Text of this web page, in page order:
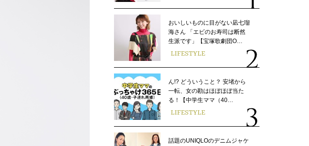
おいしいものに目がない凪七瑠
海さん 「エビのお寿司は断然
生派です」【宝塚歌劇団O…
LIFESTYLE
ん!? どういうこと？ 安堵から
一転、女の勘はほぼほぼ当た
る！【中学生ママ（40…
LIFESTYLE
話題のUNIQLOのデニムジャケ